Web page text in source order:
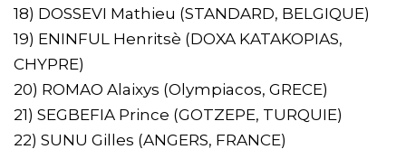
18) DOSSEVI Mathieu (STANDARD, BELGIQUE)
19) ENINFUL Henritsè (DOXA KATAKOPIAS,
CHYPRE)
20) ROMAO Alaixys (Olympiacos, GRECE)
21) SEGBEFIA Prince (GOTZEPE, TURQUIE)
22) SUNU Gilles (ANGERS, FRANCE)